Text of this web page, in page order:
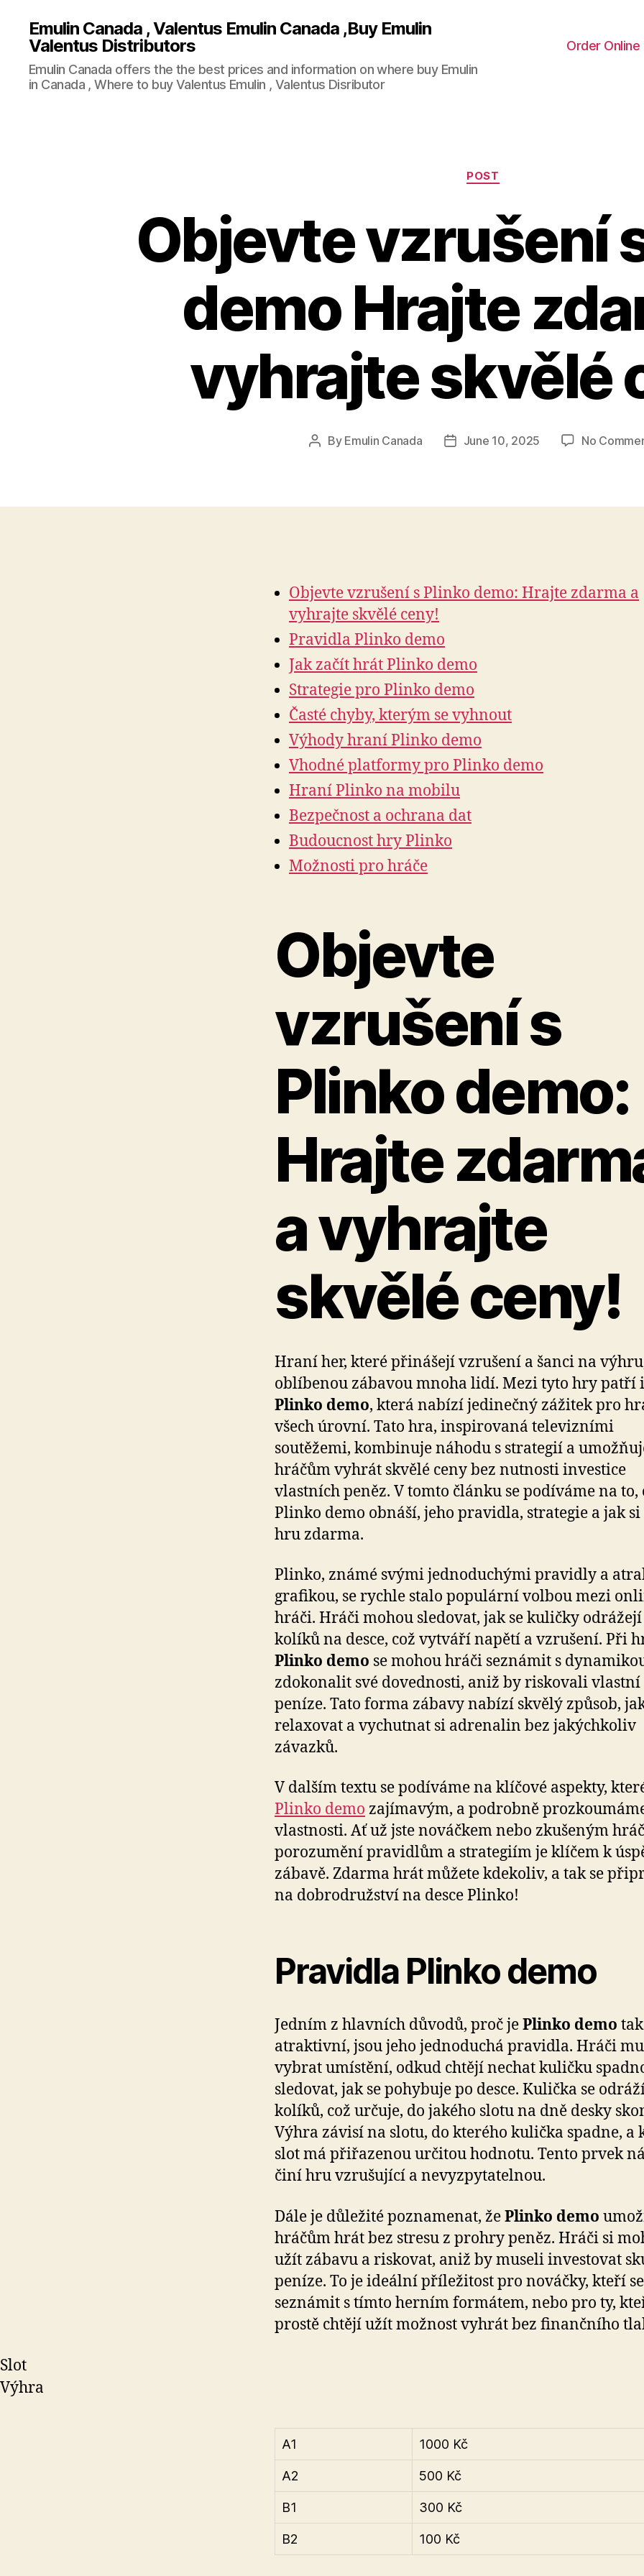
Emulin Canada , Valentus Emulin Canada ,Buy Emulin
Valentus Distributors
Emulin Canada offers the the best prices and information on where buy Emulin
in Canada , Where to buy Valentus Emulin , Valentus Disributor
Order Online
Categories
POST
Objevte vzrušení
demo Hrajte
vyhrajte skvělé
Post
By Emulin Canada
PostJune 10, 2025 No
Objevte vzrušení s Plinko demo: Hrajte zdarma a
vyhrajte skvělé ceny!
Pravidla Plinko demo
Jak začít hrát Plinko demo
Strategie pro Plinko demo
Časté chyby, kterým se vyhnout
Výhody hraní Plinko demo
Vhodné platformy pro Plinko demo
Hraní Plinko na mobilu
Bezpečnost a ochrana dat
Budoucnost hry Plinko
Možnosti pro hráče
Objevte
vzrušení s
Plinko demo:
Hrajte
a vyhrajte
skvělé ceny!
Hraní her, které přinášejí vzrušení a šanci na
oblíbenou zábavou mnoha lidí. Mezi tyto hry patří i
Plinko demo, která nabízí jedinečný zážitek pro
všech úrovní. Tato hra, inspirovaná televizními
soutěžemi, kombinuje náhodu s strategií a
hráčům vyhrát skvělé ceny bez nutnosti investice
vlastních peněz. V tomto článku se podíváme na to,
Plinko demo obnáší, jeho pravidla, strategie a jak
hru zdarma.
Plinko, známé svými jednoduchými pravidly a
grafikou, se rychle stalo populární volbou mezi
hráči. Hráči mohou sledovat, jak se kuličky
kolíků na desce, což vytváří napětí a vzrušení. Při
Plinko demo se mohou hráči seznámit s
zdokonalit své dovednosti, aniž by riskovali vlastní
peníze. Tato forma zábavy nabízí skvělý způsob,
relaxovat a vychutnat si adrenalin bez jakýchkoliv
závazků.
V dalším textu se podíváme na klíčové aspekty,
Plinko demo zajímavým, a podrobně
vlastnosti. Ať už jste nováčkem nebo zkušeným
porozumění pravidlům a strategiím je klíčem k
zábavě. Zdarma hrát můžete kdekoliv, a tak se
na dobrodružství na desce Plinko!
Pravidla Plinko demo
Jedním z hlavních důvodů, proč jePlinko demo tak
atraktivní, jsou jeho jednoduchá pravidla. Hráči
vybrat umístění, odkud chtějí nechat kuličku
sledovat, jak se pohybuje po desce. Kulička se
kolíků, což určuje, do jakého slotu na dně desky
Výhra závisí na slotu, do kterého kulička spadne, a
slot má přiřazenou určitou hodnotu. Tento prvek
činí hru vzrušující a nevyzpytatelnou.
Dále je důležité poznamenat, žePlinko demo
hráčům hrát bez stresu z prohry peněz. Hráči si
užít zábavu a riskovat, aniž by museli investovat
peníze. To je ideální příležitost pro nováčky, kteří
seznámit s tímto herním formátem, nebo pro ty,
prostě chtějí užít možnost vyhrát bez finančního
Slot
Výhra
A1 1000 Kč
A2 500 Kč
B1 300 Kč
B2 100 Kč